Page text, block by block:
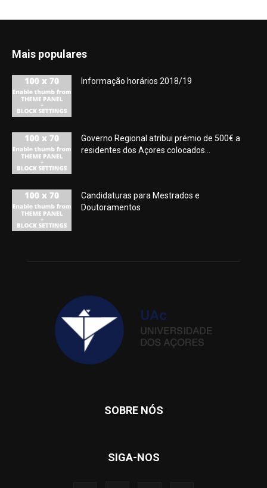
Mais populares
Informação horários 2018/19
Governo Regional atribui prémio de 500€ a
residentes dos Açores colocados...
Candidaturas para Mestrados e
Doutoramentos
SOBRE NÓS
SIGA-NOS